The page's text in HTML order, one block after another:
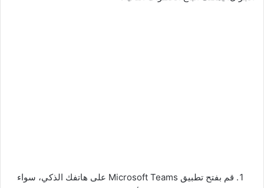
قم بفتح تطبيق Microsoft Teams على هاتفك الذكي، سواء